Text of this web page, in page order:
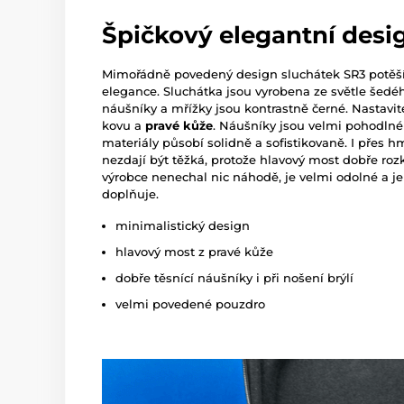
Špičkový elegantní
Mimořádně povedený design sluchátek SR3
elegance. Sluchátka jsou vyrobena ze světle
náušníky a mřížky jsou kontrastně černé.
kovu a pravé kůže. Náušníky jsou velmi
materiály působí solidně a sofistikovaně. I přes
nezdají být těžká, protože hlavový most dobře
výrobce nenechal nic náhodě, je velmi odolné a
doplňuje.
minimalistický design
hlavový most z pravé kůže
dobře těsnící náušníky i při nošení brýlí
velmi povedené pouzdro